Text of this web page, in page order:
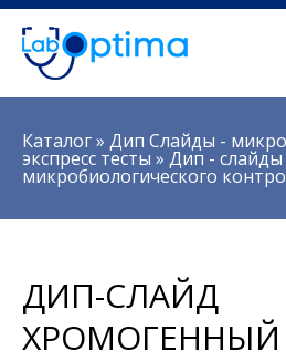
Вы здесь
Каталог» Дип Слайды -
экспресс тесты » Дип - слайды
микробиологического
ДИП-СЛАЙД
ХРОМОГЕННЫЙ